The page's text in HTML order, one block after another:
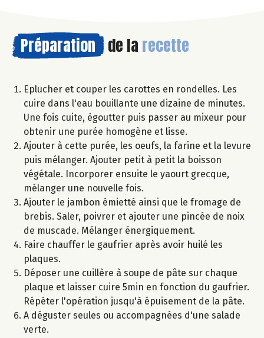
Préparation de la recette
Eplucher et couper les carottes en rondelles. Les
cuire dans l'eau bouillante une dizaine de minutes.
Une fois cuite, égoutter puis passer au mixeur pour
obtenir une purée homogène et lisse.
Ajouter à cette purée, les oeufs, la farine et la levure
puis mélanger. Ajouter petit à petit la boisson
végétale. Incorporer ensuite le yaourt grecque,
mélanger une nouvelle fois.
Ajouter le jambon émietté ainsi que le fromage de
brebis. Saler, poivrer et ajouter une pincée de noix
de muscade. Mélanger énergiquement.
Faire chauffer le gaufrier après avoir huilé les
plaques.
Déposer une cuillère à soupe de pâte sur chaque
plaque et laisser cuire 5min en fonction du gaufrier.
Répéter l'opération jusqu'à épuisement de la pâte.
A déguster seules ou accompagnées d'une salade
verte.